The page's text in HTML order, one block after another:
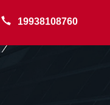
19938108760